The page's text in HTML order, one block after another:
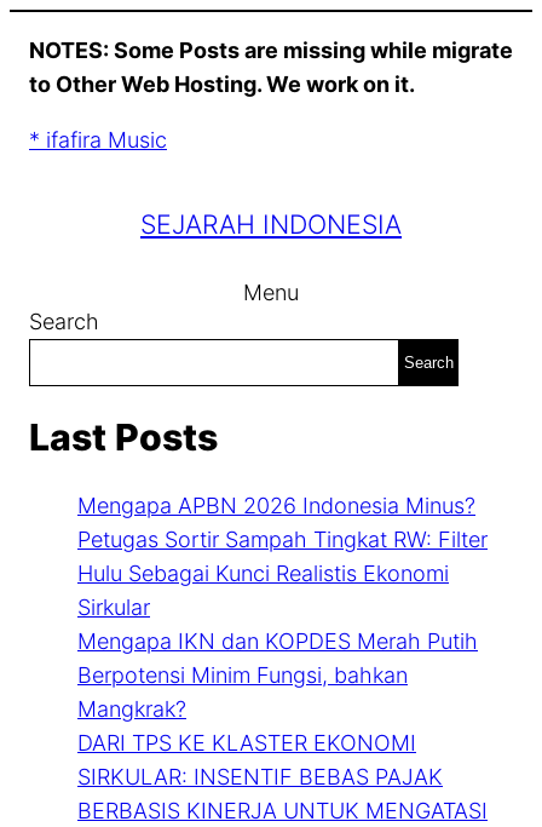
content
NOTES: Some Posts are missing while migrate
to Other Web Hosting. We work on it.
* ifafira Music
SEJARAH INDONESIA
Menu
Search
Search
Last Posts
Mengapa APBN 2026 Indonesia Minus?
Petugas Sortir Sampah Tingkat RW: Filter
Hulu Sebagai Kunci Realistis Ekonomi
Sirkular
Mengapa IKN dan KOPDES Merah Putih
Berpotensi Minim Fungsi, bahkan
Mangkrak?
DARI TPS KE KLASTER EKONOMI
SIRKULAR: INSENTIF BEBAS PAJAK
BERBASIS KINERJA UNTUK MENGATASI